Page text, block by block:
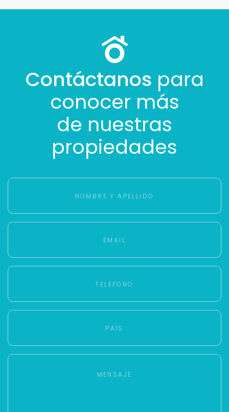
Contáctanos para
conocer más
de nuestras
propiedades